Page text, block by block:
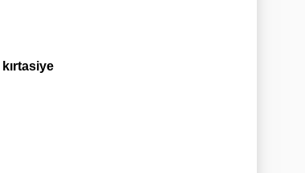
kırtasiye